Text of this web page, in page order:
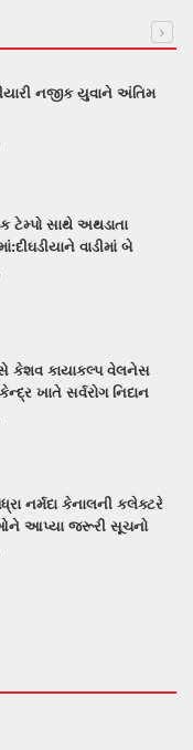
નજીક યુવાને અંતિમ
ટેમ્પો સાથે અથડાતા
વાડીમાં બે
કેશવ કાયાકલ્પ વેલનેસ
ખાતે સર્વરોગ નિદાન
નર્મદા કેનાલની કલેક્ટરે
આપ્યા જરૂરી સૂચનો